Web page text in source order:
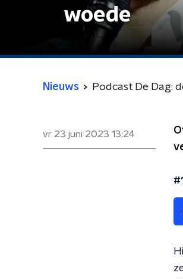
woede
Nieuws Podcast De Dag:
vr 23 juni 2023 13:24